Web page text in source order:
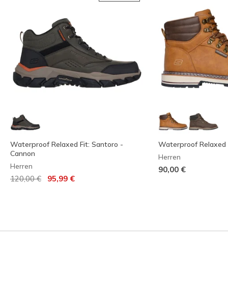
Waterproof Relaxed Fit: Santoro -
Cannon
Herren
Reduziert von
120,00 € auf
95,99 €
Waterproof Relaxed
Herren
90,00 €